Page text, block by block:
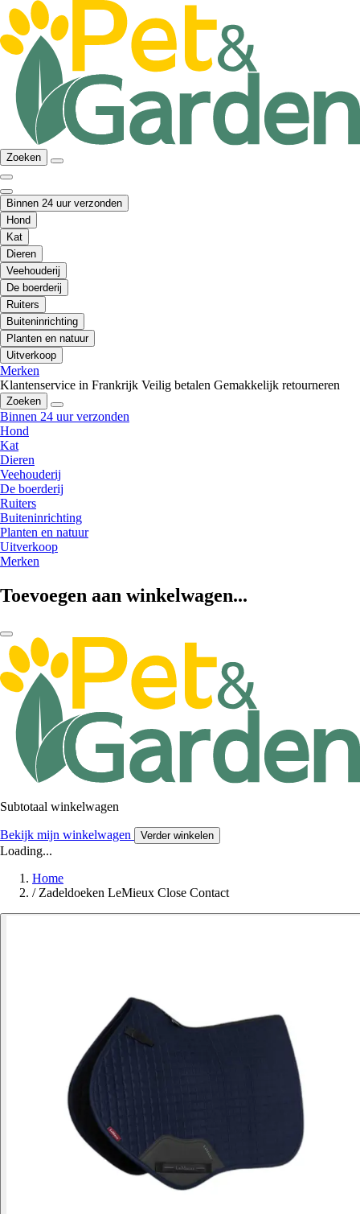
Zoeken
Binnen 24 uur verzonden
Hond
Kat
Dieren
Veehouderij
De boerderij
Ruiters
Buiteninrichting
Planten en natuur
Uitverkoop
Merken
Klantenservice in Frankrijk Veilig betalen Gemakkelijk retourneren
Zoeken
Binnen 24 uur verzonden
Hond
Kat
Dieren
Veehouderij
De boerderij
Ruiters
Buiteninrichting
Planten en natuur
Uitverkoop
Merken
Toevoegen aan winkelwagen...
Subtotaal winkelwagen
Bekijk mijn winkelwagen Verder winkelen
Loading...
Home
/ Zadeldoeken LeMieux Close Contact